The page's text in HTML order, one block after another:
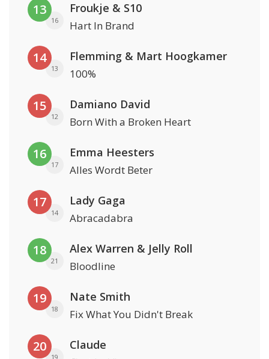
13
16
Froukje & S10
Hart In Brand
14
13
Flemming & Mart Hoogkamer
100%
15
12
Damiano David
Born With a Broken Heart
16
17
Emma Heesters
Alles Wordt Beter
17
14
Lady Gaga
Abracadabra
18
21
Alex Warren & Jelly Roll
Bloodline
19
18
Nate Smith
Fix What You Didn't Break
20
19
Claude